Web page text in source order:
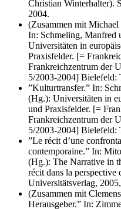
Christian Winterhalter).
2004.
(Zusammen mit
In: Schmeling, Manfred
Universitäten in
Praxisfelder. [=
Frankreichzentrum der
5/2003-2004] Bielefeld:
”Kulturtransfer.” In:
(Hg.): Universitäten in
und Praxisfelder. [=
Frankreichzentrum der
5/2003-2004] Bielefeld:
”Le récit d’une
contemporaine.” In:
(Hg.): The Narrative in
récit dans la perspective
Universitätsverlag,
(Zusammen mit
Herausgeber.” In: